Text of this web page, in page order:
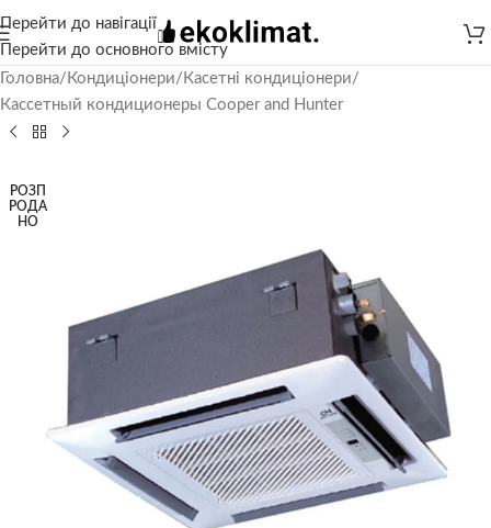
Перейти до навігації
Перейти до основного вмісту
Головна/ Кондиціонери/ Касетні кондиціонери/
Кассетный кондиционеры Cooper and Hunter
РОЗП
РОДА
НО